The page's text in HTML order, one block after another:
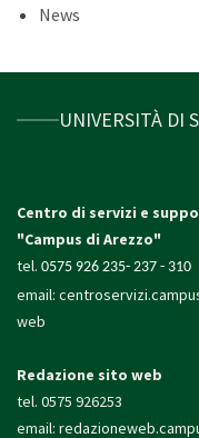
News
UNIVERSITÀ DI
Centro di servizi e
"Campus di Arezzo"
tel. 0575 926 235- 237 - 310
email:
web
Redazione sito web
tel. 0575 926253
email: